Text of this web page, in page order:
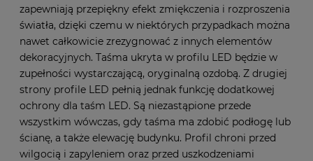
zapewniają przepiękny efekt zmiękczenia i rozproszenia
światła, dzięki czemu w niektórych przypadkach można
nawet całkowicie zrezygnować z innych elementów
dekoracyjnych. Taśma ukryta w profilu LED będzie w
zupełności wystarczającą, oryginalną ozdobą. Z drugiej
strony profile LED pełnią jednak funkcję dodatkowej
ochrony dla taśm LED. Są niezastąpione przede
wszystkim wówczas, gdy taśma ma zdobić podłogę lub
ścianę, a także elewację budynku. Profil chroni przed
wilgocią i zapyleniem oraz przed uszkodzeniami